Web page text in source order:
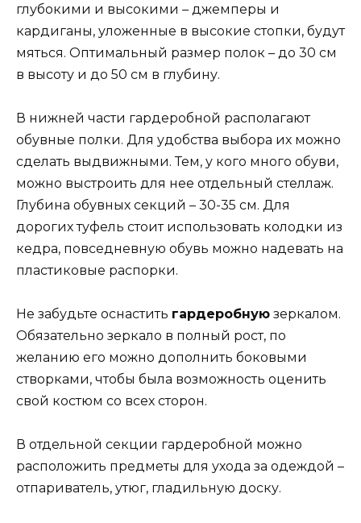
глубокими и высокими – джемперы и
кардиганы, уложенные в высокие стопки, будут
мяться. Оптимальный размер полок – до 30 см
в высоту и до 50 см в глубину.
В нижней части гардеробной располагают
обувные полки. Для удобства выбора их можно
сделать выдвижными. Тем, у кого много обуви,
можно выстроить для нее отдельный стеллаж.
Глубина обувных секций – 30-35 см. Для
дорогих туфель стоит использовать колодки из
кедра, повседневную обувь можно надевать на
пластиковые распорки.
Не забудьте оснастить гардеробную зеркалом.
Обязательно зеркало в полный рост, по
желанию его можно дополнить боковыми
створками, чтобы была возможность оценить
свой костюм со всех сторон.
В отдельной секции гардеробной можно
расположить предметы для ухода за одеждой –
отпариватель, утюг, гладильную доску.